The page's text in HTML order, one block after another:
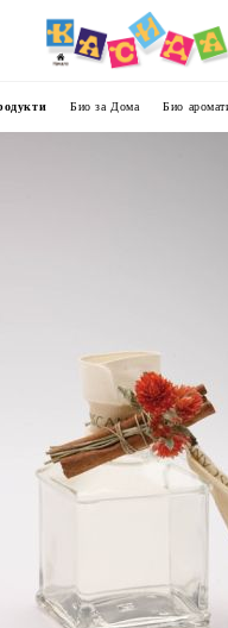
Био за Дома Био